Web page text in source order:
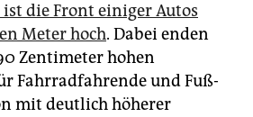
ist die Front einiger Autos
Meter hoch. Dabei enden
Zentimeter hohen
Fahrradfahrende und Fuß­
mit deutlich höherer